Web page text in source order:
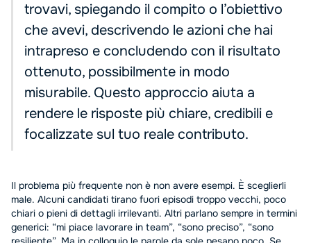
trovavi, spiegando il compito o l’obiettivo
che avevi, descrivendo le azioni che hai
intrapreso e concludendo con il risultato
ottenuto, possibilmente in modo
misurabile. Questo approccio aiuta a
rendere le risposte più chiare, credibili e
focalizzate sul tuo reale contributo.
Il problema più frequente non è non avere esempi. È sceglierli
male. Alcuni candidati tirano fuori episodi troppo vecchi, poco
chiari o pieni di dettagli irrilevanti. Altri parlano sempre in termini
generici: “mi piace lavorare in team”, “sono preciso”, “sono